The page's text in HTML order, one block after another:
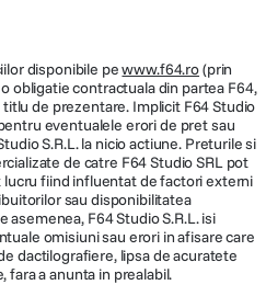
disponibile pewww.f64.ro(prin
obligatie contractuala din partea F64,
de prezentare. Implicit F64 Studio
eventualele erori de pret sau
S.R.L. la nicio actiune. Preturile si
de catre F64 Studio SRL pot
fiind influentat de factori externi
sau disponibilitatea
F64 Studio S.R.L. isi
omisiuni sau erori in afisare care
dactilografiere, lipsa de acuratete
a anunta in prealabil.